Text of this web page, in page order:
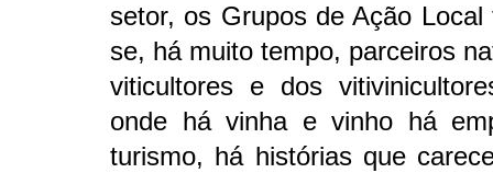
setor, os Grupos de Ação Local
se, há muito tempo, parceiros
viticultores e dos
onde há vinha e vinho há
turismo, há histórias que